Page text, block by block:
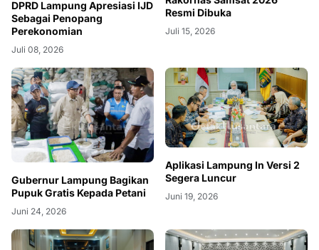
DPRD Lampung Apresiasi IJD
Sebagai Penopang
Perekonomian
Juli 08, 2026
Resmi Dibuka
Juli 15, 2026
Gubernur Lampung Bagikan
Pupuk Gratis Kepada Petani
Juni 24, 2026
Aplikasi Lampung In Versi 2
Segera Luncur
Juni 19, 2026